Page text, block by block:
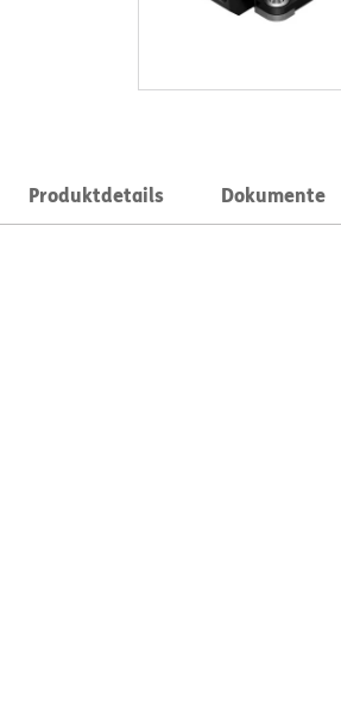
Produktdetails Dokumente